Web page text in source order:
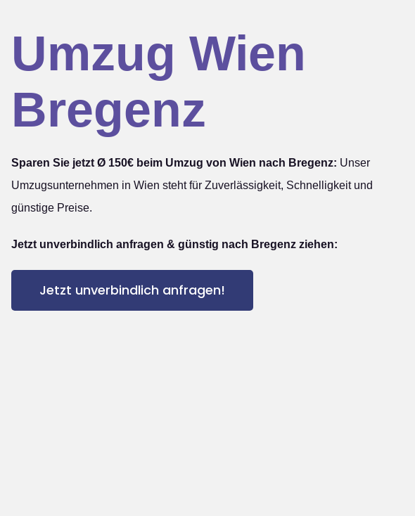
Umzug Wien
Bregenz
Sparen Sie jetzt Ø 150€ beim Umzug von Wien nach Bregenz: Unser
Umzugsunternehmen in Wien steht für Zuverlässigkeit, Schnelligkeit und
günstige Preise.
Jetzt unverbindlich anfragen & günstig nach Bregenz ziehen:
Jetzt unverbindlich anfragen!